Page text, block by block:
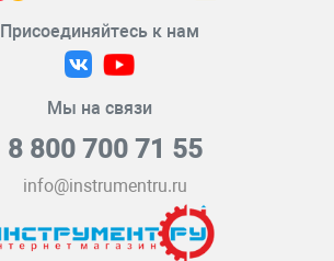
Присоединяйтесь к нам
Мы на связи
8 800 700 71 55
info@instrumentru.ru